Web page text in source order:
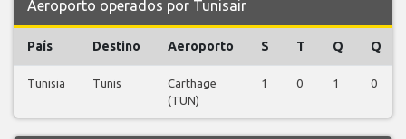
Aeroporto operados por Tunisair
País Destino Aeroporto S T Q Q
Tunisia Tunis
Carthage
(TUN)
1 0 1 0